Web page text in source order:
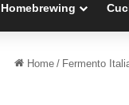
Homebrewing
Home / Fermento